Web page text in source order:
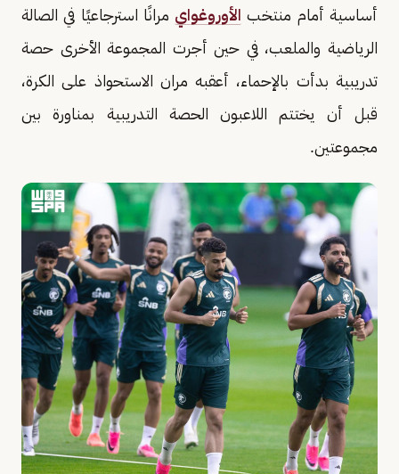
أساسية أمام منتخب الأوروغواي مرانًا استرجاعيًا في الصالة
الرياضية والملعب، في حين أجرت المجموعة الأخرى حصة
تدريبية بدأت بالإحماء، أعقبه مران الاستحواذ على الكرة،
قبل أن يختتم اللاعبون الحصة التدريبية بمناورة بين
مجموعتين.